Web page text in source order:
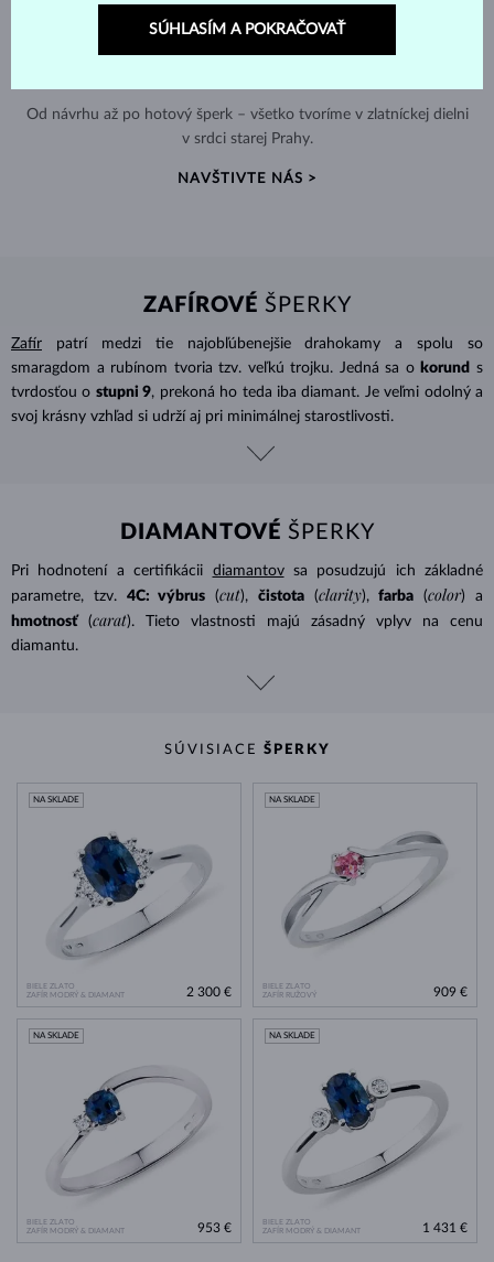
Od návrhu až po hotový šperk – všetko tvoríme v zlatníckej dielni
v srdci starej Prahy.
NAVŠTIVTE NÁS >
ZAFÍROVÉ ŠPERKY
Zafír
patrí medzi tie najobľúbenejšie drahokamy a spolu so
smaragdom a rubínom tvoria tzv. veľkú trojku. Jedná sa o korund s
tvrdosťou o stupni 9, prekoná ho teda iba diamant. Je veľmi odolný a
svoj krásny vzhľad si udrží aj pri minimálnej starostlivosti.
DIAMANTOVÉ ŠPERKY
Pri hodnotení a certifikácii diamantovsa posudzujú ich základné
parametre, tzv.
4C: výbrus (cut), čistota (clarity), farba (color) a
hmotnosť
(carat). Tieto vlastnosti majú zásadný vplyv na cenu
diamantu.
SÚVISIACE ŠPERKY
BIELE ZLATO
ZAFÍR MODRÝ & DIAMANT
NA SKLADE
2 300 €
BIELE ZLATO
ZAFÍR RUŽOVÝ
NA SKLADE
909 €
BIELE ZLATO
ZAFÍR MODRÝ & DIAMANT
NA SKLADE
953 €
BIELE ZLATO
ZAFÍR MODRÝ & DIAMANT
NA SKLADE
1 431 €
SÚHLASÍM A POKRAČOVAŤ